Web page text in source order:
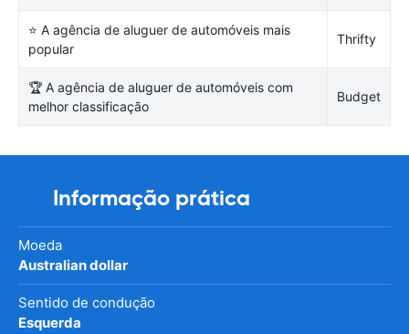
⭐ A agência de aluguer de automóveis mais
popular
Thrifty
🏆 A agência de aluguer de automóveis com
melhor classificação
Budget
Informação prática
Moeda
Australian dollar
Sentido de condução
Esquerda